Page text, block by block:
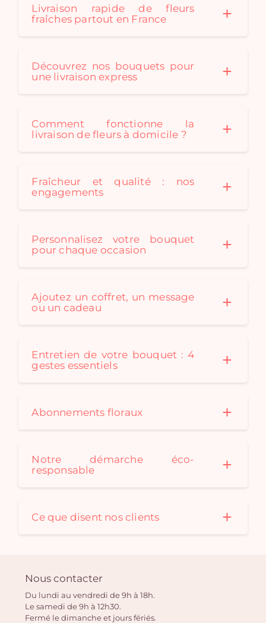
pour convenir à tous les
styles de décoration. Un
écologique !
Livraison rapide de fleurs
fraîches partout en France
Découvrez nos bouquets pour
une livraison express
Comment fonctionne la
livraison de fleurs à domicile ?
Fraîcheur et qualité : nos
engagements
Personnalisez votre bouquet
pour chaque occasion
Ajoutez un coffret, un message
ou un cadeau
Entretien de votre bouquet : 4
gestes essentiels
Abonnements floraux
Notre démarche éco-
responsable
Ce que disent nos clients
Nous contacter
Du lundi au vendredi de 9h à 18h.
Le samedi de 9h à 12h30.
Fermé le dimanche et jours fériés.